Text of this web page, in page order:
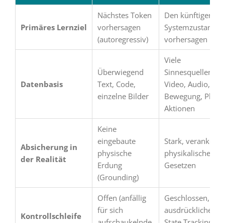
Primäres Lernziel
Nächstes Token
vorhersagen
(autoregressiv)
Den künftigen
Systemzustand
vorhersagen
Datenbasis
Überwiegend
Text, Code,
einzelne Bilder
Viele
Sinnesquellen:
Video, Audio,
Bewegung,
Aktionen
Absicherung in
der Realität
Keine
eingebaute
physische
Erdung
(Grounding)
Stark, verankert
physikalischen
Gesetzen
Kontrollschleife
Offen (anfällig
für sich
Geschlossen, mit
ausdrücklichem